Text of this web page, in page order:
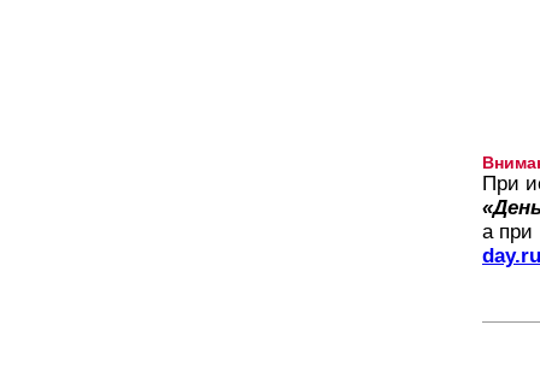
При
а при
day.ru